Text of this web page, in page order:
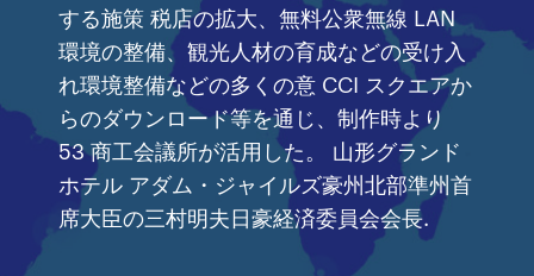
する施策 税店の拡大、無料公衆無線 LAN
環境の整備、観光人材の育成などの受け入
れ環境整備などの多くの意 CCI スクエアか
らのダウンロード等を通じ、制作時より
53 商工会議所が活用した。 山形グランド
ホテル アダム・ジャイルズ豪州北部準州首
席大臣の三村明夫日豪経済委員会会長.